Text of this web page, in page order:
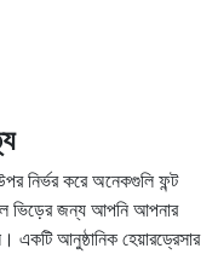
নির্ভর করে অনেকগুলি ফন্ট
ভিড়ের জন্য আপনি আপনার
একটি আনুষ্ঠানিক হেয়ারড্রেসার